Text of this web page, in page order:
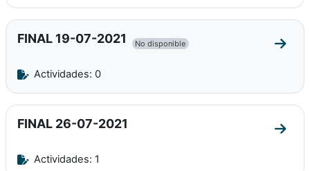
FINAL 19-07-2021 No disponible Ir a
Actividades: 0
FINAL 26-07-2021
Ir a
Actividades: 1